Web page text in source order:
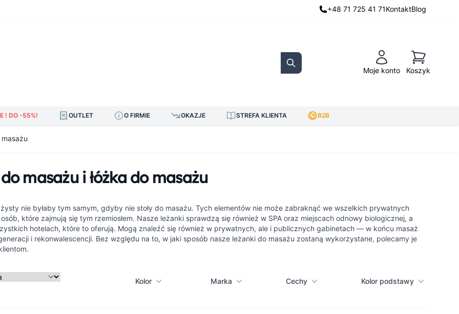
+48 71 725 41 71KontaktBlog
Search Moje konto
Koszyk
Koszyk
! DO -55%! OUTLET O FIRMIE OKAZJE STREFA KLIENTA B2B
masażu i łóżka do masażu
nie byłaby tym samym, gdyby nie stoły do masażu. Tych elementów nie może zabraknąć we wszelkich prywatnych
które zajmują się tym rzemiosłem. Nasze leżanki sprawdzą się również w SPA oraz miejscach odnowy biologicznej, a
hotelach, które to oferują. Mogą znaleźć się również w prywatnych, ale i publicznych gabinetach — w końcu masaż
i rekonwalescencji. Bez względu na to, w jaki sposób nasze leżanki do masażu zostaną wykorzystane, polecamy je
Kolor Marka Cechy Kolor podstawy